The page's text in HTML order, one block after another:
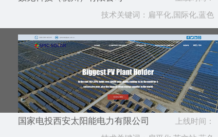
2022.05
技术关键词：扁平化,国际化,蓝色
国家电投西安太阳能电力有限公司 上线时间：